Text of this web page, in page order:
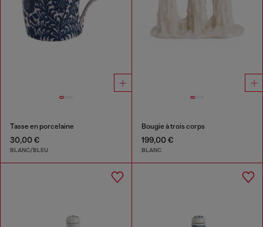
Tasse en porcelaine
30,00 €
BLANC/BLEU
Bougie à trois corps
199,00 €
BLANC